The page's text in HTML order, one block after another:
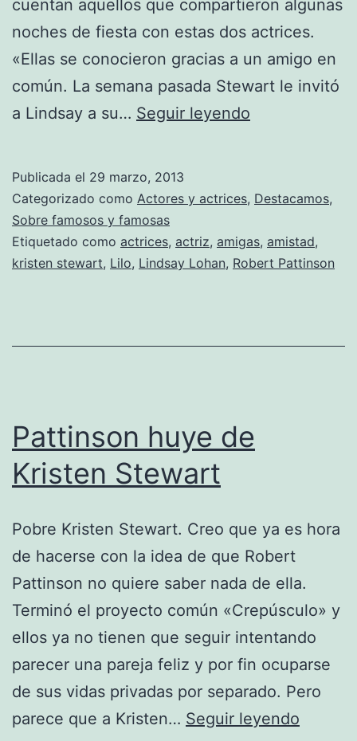
cuentan aquellos que compartieron algunas
noches de fiesta con estas dos actrices.
«Ellas se conocieron gracias a un amigo en
común. La semana pasada Stewart le invitó
a Lindsay a su… Seguir leyendo
andas:
Lohan
y
Publicada el 29 marzo, 2013
Categorizado como Actores y actrices, Destacamos,
Sobre famosos y famosas
Etiquetado como actrices, actriz, amigas, amistad,
kristen stewart, Lilo, Lindsay Lohan, Robert Pattinson
Pattinson huye de
Kristen Stewart
Pobre Kristen Stewart. Creo que ya es hora
de hacerse con la idea de que Robert
Pattinson no quiere saber nada de ella.
Terminó el proyecto común «Crepúsculo» y
ellos ya no tienen que seguir intentando
parecer una pareja feliz y por fin ocuparse
de sus vidas privadas por separado. Pero
parece que a Kristen… Seguir leyendo